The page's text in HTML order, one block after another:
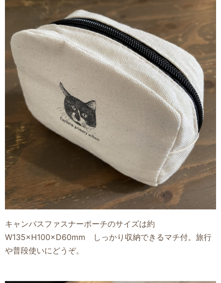
キャンバスファスナーポーチのサイズは約
W135×H100×D60mm しっかり収納できるマチ付。旅行
や普段使いにどうぞ。